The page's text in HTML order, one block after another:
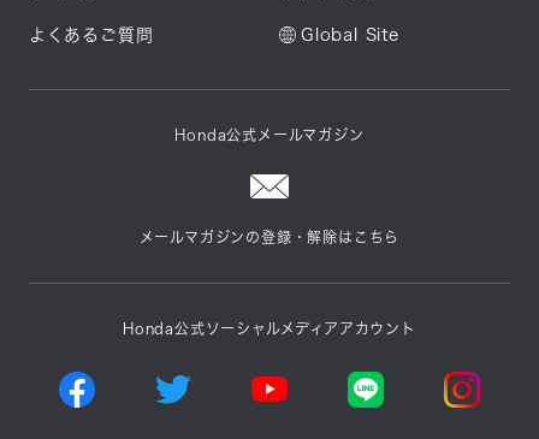
よくあるご質問 Global Site
Honda公式メールマガジン
メールマガジンの登録・解除はこちら
Honda公式ソーシャルメディアアカウント